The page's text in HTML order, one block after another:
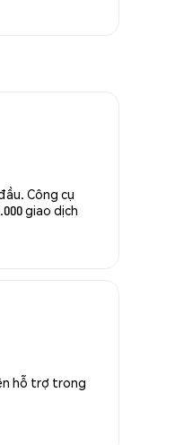
Công cụ
giao dịch
hỗ trợ trong